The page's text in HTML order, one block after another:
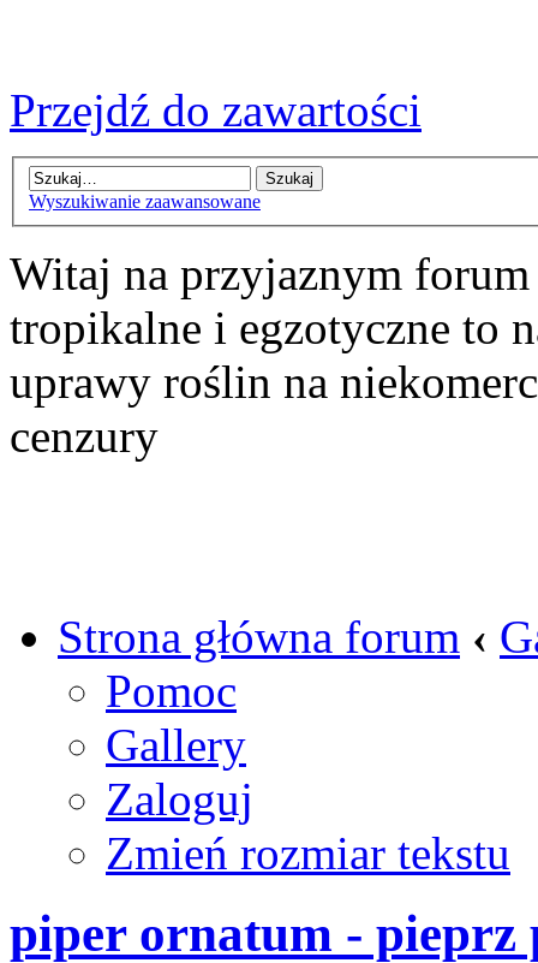
Przejdź do zawartości
Wyszukiwanie zaawansowane
Witaj na przyjaznym
tropikalne i egzotyczne to
uprawy roślin na
cenzury
Strona główna forum ‹
Pomoc
Gallery
Zaloguj
Zmień rozmiar tekstu
piper ornatum - pieprz